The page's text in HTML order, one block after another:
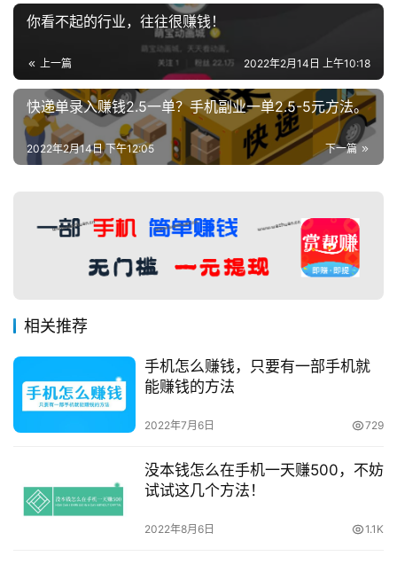
你看不起的行业，往往很赚钱！
上一篇 2022年2月14日 上午10:18
快递单录入赚钱2.5一单？手机副业一单2.5-5元方法。
下一篇
2022年2月14日 下午12:05
相关推荐
手机怎么赚钱，只要有一部手机就
能赚钱的方法
2022年7月6日 729
没本钱怎么在手机一天赚500，不妨
试试这几个方法！
2022年8月6日 1.1K